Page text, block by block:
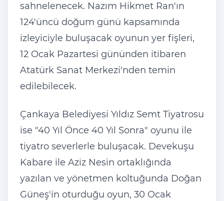
sahnelenecek. Nazım Hikmet Ran'ın
124'üncü doğum günü kapsamında
izleyiciyle buluşacak oyunun yer fişleri,
12 Ocak Pazartesi gününden itibaren
Atatürk Sanat Merkezi'nden temin
edilebilecek.
Çankaya Belediyesi Yıldız Semt Tiyatrosu
ise "40 Yıl Önce 40 Yıl Sonra" oyunu ile
tiyatro severlerle buluşacak. Devekuşu
Kabare ile Aziz Nesin ortaklığında
yazılan ve yönetmen koltuğunda Doğan
Güneş'in oturduğu oyun, 30 Ocak